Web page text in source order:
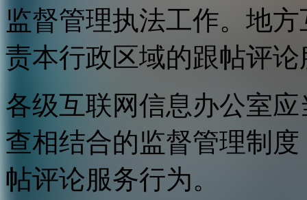
监督管理执法工作。地
责本行政区域的跟帖评
各级互联网信息办公室
查相结合的监督管理制
帖评论服务行为。